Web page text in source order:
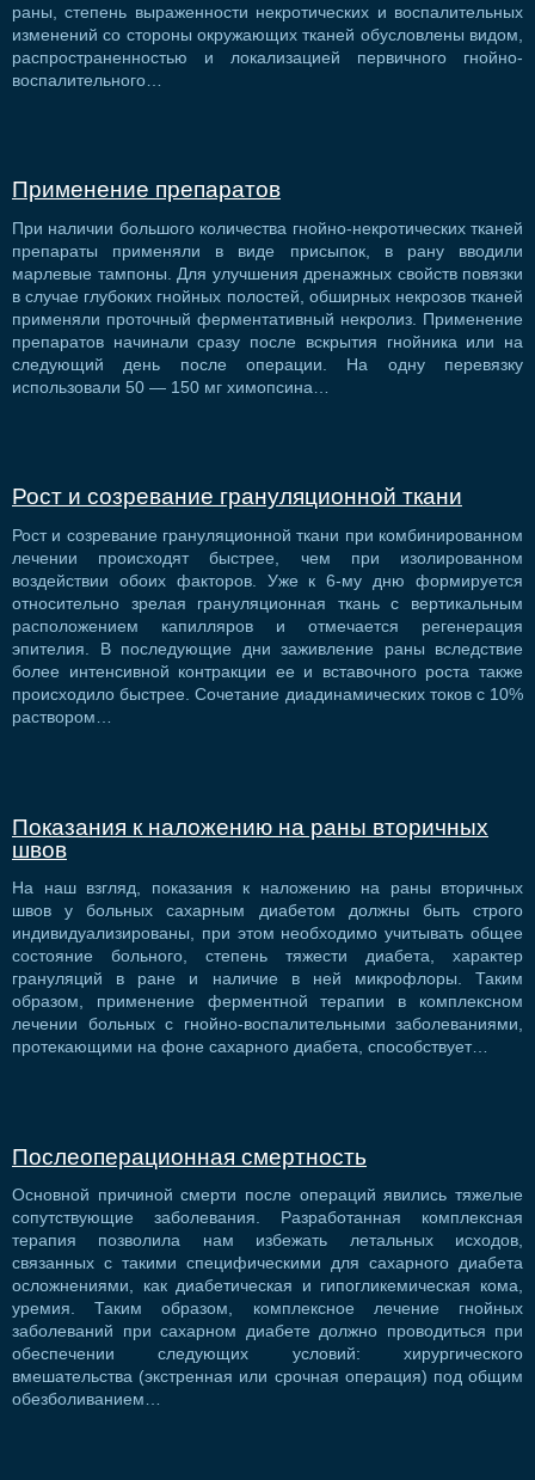
раны, степень выраженности некротических и воспалительных
изменений со стороны окружающих тканей обусловлены видом,
распространенностью и локализацией первичного гнойно-
воспалительного…
Применение препаратов
При наличии большого количества гнойно-некротических тканей
препараты применяли в виде присыпок, в рану вводили
марлевые тампоны. Для улучшения дренажных свойств повязки
в случае глубоких гнойных полостей, обширных некрозов тканей
применяли проточный ферментативный некролиз. Применение
препаратов начинали сразу после вскрытия гнойника или на
следующий день после операции. На одну перевязку
использовали 50 — 150 мг химопсина…
Рост и созревание грануляционной ткани
Рост и созревание грануляционной ткани при комбинированном
лечении происходят быстрее, чем при изолированном
воздействии обоих факторов. Уже к 6-му дню формируется
относительно зрелая грануляционная ткань с вертикальным
расположением капилляров и отмечается регенерация
эпителия. В последующие дни заживление раны вследствие
более интенсивной контракции ее и вставочного роста также
происходило быстрее. Сочетание диадинамических токов с 10%
раствором…
Показания к наложению на раны вторичных
швов
На наш взгляд, показания к наложению на раны вторичных
швов у больных сахарным диабетом должны быть строго
индивидуализированы, при этом необходимо учитывать общее
состояние больного, степень тяжести диабета, характер
грануляций в ране и наличие в ней микрофлоры. Таким
образом, применение ферментной терапии в комплексном
лечении больных с гнойно-воспалительными заболеваниями,
протекающими на фоне сахарного диабета, способствует…
Послеоперационная смертность
Основной причиной смерти после операций явились тяжелые
сопутствующие заболевания. Разработанная комплексная
терапия позволила нам избежать летальных исходов,
связанных с такими специфическими для сахарного диабета
осложнениями, как диабетическая и гипогликемическая кома,
уремия. Таким образом, комплексное лечение гнойных
заболеваний при сахарном диабете должно проводиться при
обеспечении следующих условий: хирургического
вмешательства (экстренная или срочная операция) под общим
обезболиванием…